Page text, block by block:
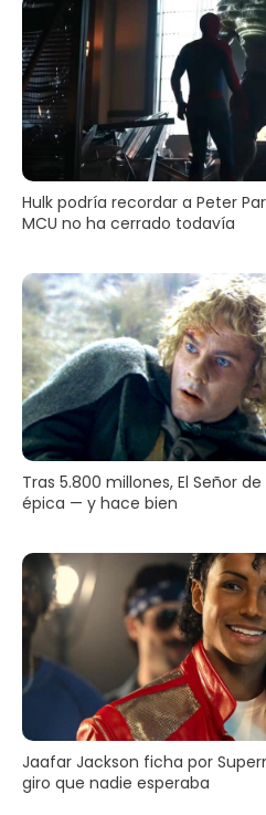
Hulk podría recordar a Peter
MCU no ha cerrado todavía
Tras 5.800 millones, El Señor
épica — y hace bien
Jaafar Jackson ficha por
giro que nadie esperaba